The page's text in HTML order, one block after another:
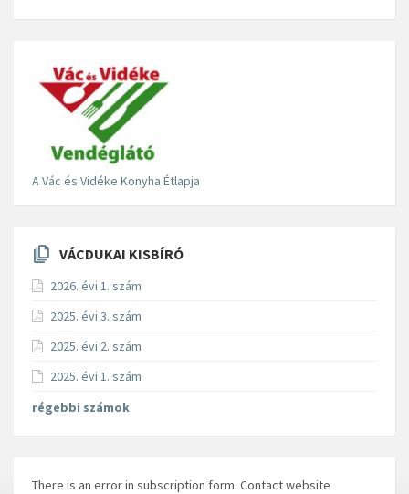
A Vác és Vidéke Konyha Étlapja
VÁCDUKAI KISBÍRÓ
2026. évi 1. szám
2025. évi 3. szám
2025. évi 2. szám
2025. évi 1. szám
régebbi számok
There is an error in subscription form. Contact website